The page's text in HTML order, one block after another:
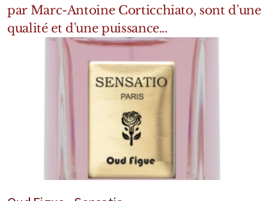
par Marc-Antoine Corticchiato, sont d'une
qualité et d'une puissance...
Mixte
Bougies